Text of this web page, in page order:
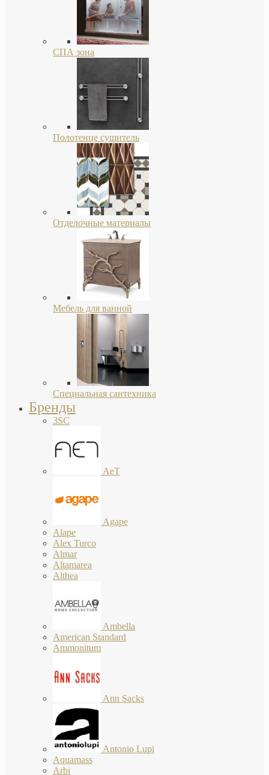
СПА зона
Полотенце сушитель
Отделочные материалы
Мебель для ванной
Специальная сантехника
Бренды
3SC
AeT
Agape
Alape
Alex Turco
Almar
Altamarea
Althea
Ambella
American Standard
Ammonitum
Ann Sacks
Antonio Lupi
Aquamass
Arbi